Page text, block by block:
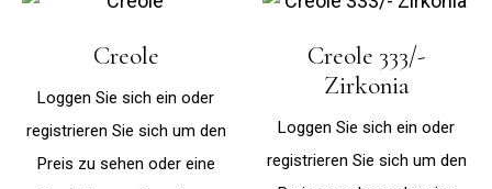
Creole
Loggen Sie sich ein oder
registrieren Sie sich um den
Preis zu sehen oder eine
Creole 333/-
Zirkonia
Loggen Sie sich ein oder
registrieren Sie sich um den